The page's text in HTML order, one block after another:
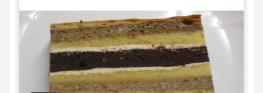
katero prisegati vi in vaši domači. Za vse ljubitelje potic
smo na kup zbrali nekaj dobrih receptov, na seznam pa
smo primaknili še eno odlično sladico, ki se po videzu
malce razlikuje od potice, a po okusu prav nič ne
zaostaja nad priljubljeno praznično sladico.